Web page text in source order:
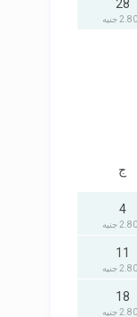
28
جنيه
ج
4
جنيه
11
جنيه
18
جنيه